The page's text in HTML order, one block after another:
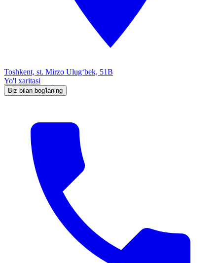
Toshkent, st. Mirzo Ulug‘bek, 51B
Yo'l xaritasi
Biz bilan bog'laning